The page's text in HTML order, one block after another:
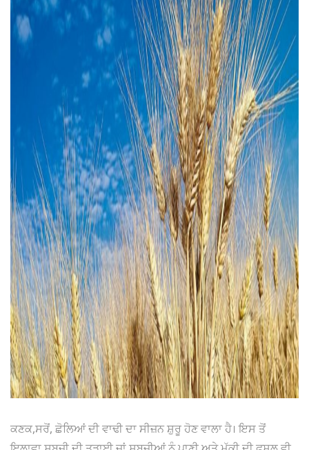
ਕਣਕ,ਸਰੋਂ, ਛੋਲਿਆਂ ਦੀ ਵਾਢੀ ਦਾ ਸੀਜ਼ਨ ਸ਼ੁਰੂ ਹੋਣ ਵਾਲਾ ਹੈ। ਇਸ ਤੋਂ